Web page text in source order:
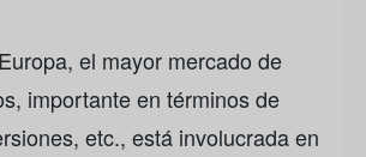
el mayor mercado de
importante en términos de
etc., está involucrada en